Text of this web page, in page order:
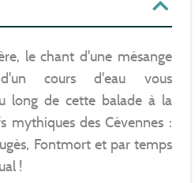
le chant d'une mésange
cours d'eau vous
long de cette balade à la
mythiques des Cévennes :
Fontmort et par temps
!